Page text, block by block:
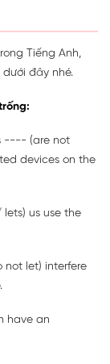
Tiếng Anh,
đây nhé.
---- (are not
devices on the
us use the
let) interfere
have an